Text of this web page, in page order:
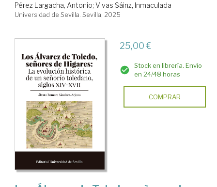
Pérez Largacha, Antonio; Vivas Sáinz, Inmaculada
Universidad de Sevilla. Sevilla, 2025
25,00 €
Stock en librería. Envío
en 24/48 horas
COMPRAR